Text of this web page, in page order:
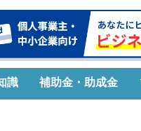
識 補助金・助成金